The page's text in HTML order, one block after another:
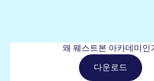
왜 웨스트본 아카데미인
다운로드